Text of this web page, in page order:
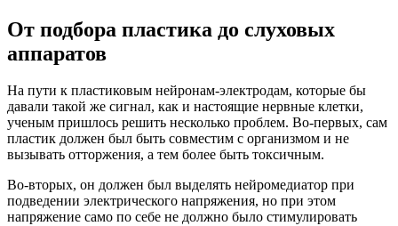
От подбора пластика до слуховых
аппаратов
На пути к пластиковым нейронам-электродам, которые бы
давали такой же сигнал, как и настоящие нервные клетки,
ученым пришлось решить несколько проблем. Во-первых, сам
пластик должен был быть совместим с организмом и не
вызывать отторжения, а тем более быть токсичным.
Во-вторых, он должен был выделять нейромедиатор при
подведении электрического напряжения, но при этом
напряжение само по себе не должно было стимулировать